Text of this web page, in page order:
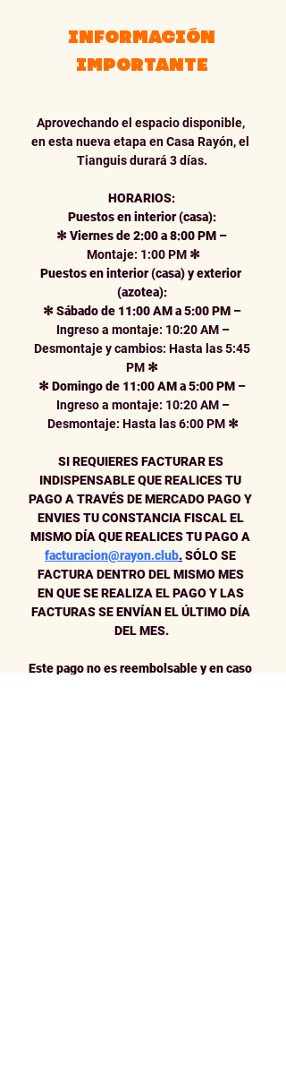
INFORMACIÓN
IMPORTANTE
Aprovechando el espacio disponible,
en esta nueva etapa en Casa Rayón, el
Tianguis durará 3 días.
HORARIOS:
Puestos en interior (casa):
✻Viernes de 2:00 a 8:00 PM –
Montaje: 1:00 PM ✻
Puestos en interior (casa) y exterior
(azotea):
✻ Sábado de 11:00 AM a 5:00 PM –
Ingreso a montaje: 10:20 AM –
Desmontaje y cambios: Hasta las 5:45
PM ✻
✻ Domingo de 11:00 AM a 5:00 PM –
Ingreso a montaje: 10:20 AM –
Desmontaje: Hasta las 6:00 PM ✻
SI REQUIERES FACTURAR ES
INDISPENSABLE QUE REALICES TU
PAGO A TRAVÉS DE MERCADO PAGO Y
ENVIES TU CONSTANCIA FISCAL EL
MISMO DÍA QUE REALICES TU PAGO A
facturacion@rayon.club. SÓLO SE
FACTURA DENTRO DEL MISMO MES
EN QUE SE REALIZA EL PAGO Y LAS
FACTURAS SE ENVÍAN EL ÚLTIMO DÍA
DEL MES.
Este pago no es reembolsable y en caso